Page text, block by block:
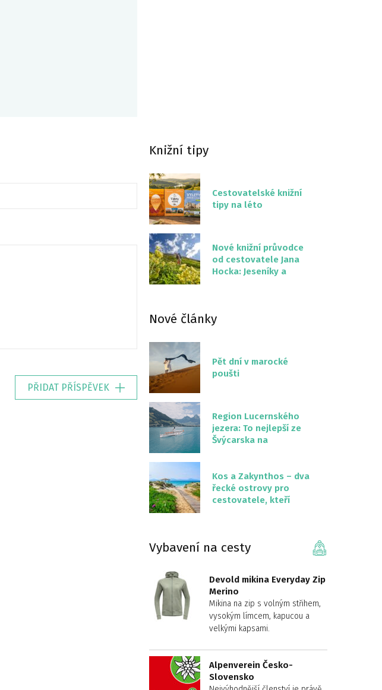
PŘIDAT PŘÍSPĚVEK
Knižní tipy
Cestovatelské knižní
tipy na léto
Nové knižní průvodce
od cestovatele Jana
Hocka: Jeseníky a
Nové články
Pět dní v marocké
poušti
Region Lucernského
jezera: To nejlepší ze
Švýcarska na
Kos a Zakynthos – dva
řecké ostrovy pro
cestovatele, kteří
Vybavení na cesty
Devold mikina Everyday Zip
Merino
Mikina na zip s volným střihem,
vysokým límcem, kapucou a
velkými kapsami.
Alpenverein Česko-
Slovensko